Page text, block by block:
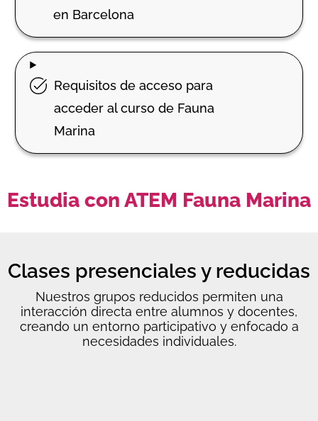
en Barcelona
Requisitos de acceso para
acceder al curso de Fauna
Marina
Estudia con ATEM Fauna Marina
Clases presenciales y reducidas
Nuestros grupos reducidos permiten una
interacción directa entre alumnos y docentes,
creando un entorno participativo y enfocado a
necesidades individuales.